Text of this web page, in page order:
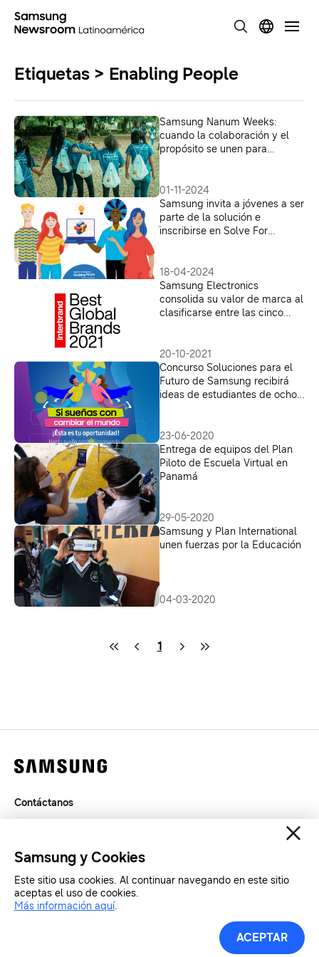
Etiquetas > Enabling People
Samsung Nanum Weeks:
cuando la colaboración y el
propósito se unen para
01-11-2024
Samsung invita a jóvenes a ser
parte de la solución e
inscribirse en Solve For
18-04-2024
Samsung Electronics
consolida su valor de marca al
clasificarse entre las cinco
20-10-2021
Concurso Soluciones para el
Futuro de Samsung recibirá
ideas de estudiantes de ocho
23-06-2020
Entrega de equipos del Plan
Piloto de Escuela Virtual en
Panamá
29-05-2020
Samsung y Plan International
unen fuerzas por la Educación
04-03-2020
1
Herramientas de Prensa
Contáctanos
SAMSUNG.COM
Copyright© SAMSUNG All Rights Reserved.
Samsung y Cookies
Este sitio usa cookies. Al continuar navegando en este sitio
aceptas el uso de cookies.
Más información aquí.
ACEPTAR